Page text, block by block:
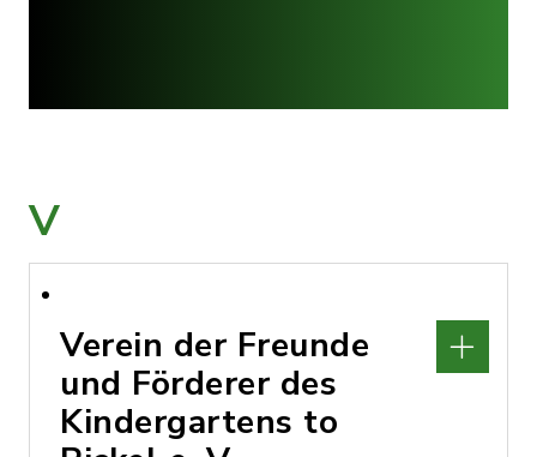
V
Verein der Freunde
und Förderer des
Kindergartens to